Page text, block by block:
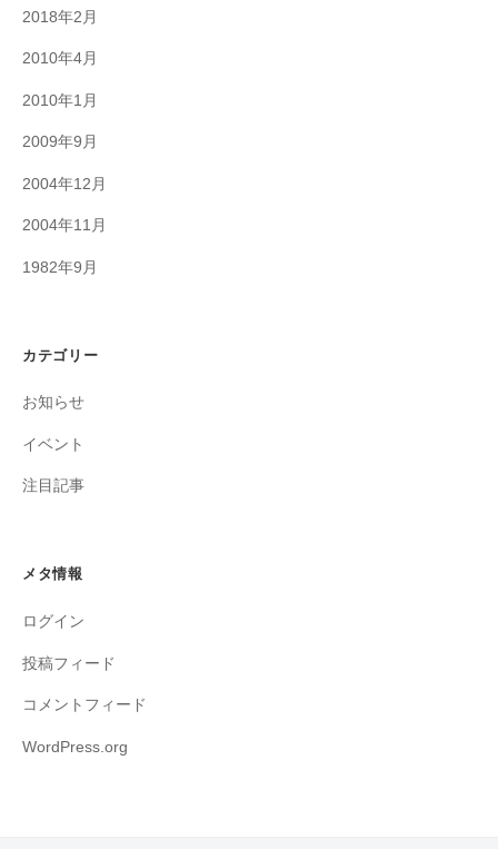
2018年2月
2010年4月
2010年1月
2009年9月
2004年12月
2004年11月
1982年9月
カテゴリー
お知らせ
イベント
注目記事
メタ情報
ログイン
投稿フィード
コメントフィード
WordPress.org